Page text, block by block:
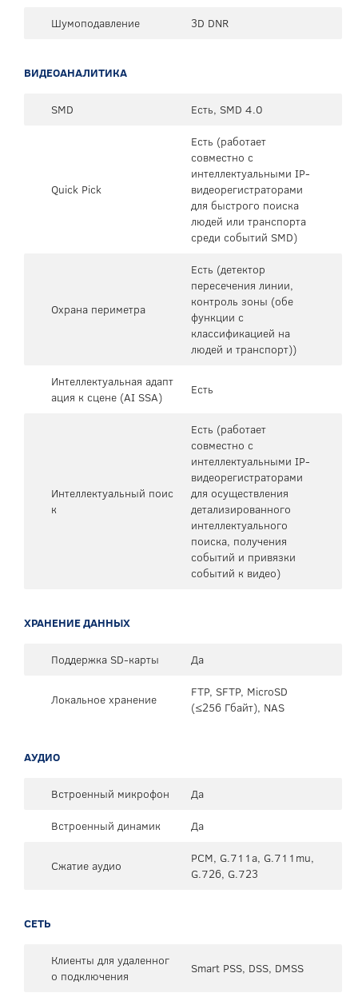
Шумоподавление 3D DNR
ВИДЕОАНАЛИТИКА
SMD Есть, SMD 4.0
Quick Pick
Есть (работает
совместно с
интеллектуальными IP-
видеорегистраторами
для быстрого поиска
людей или транспорта
среди событий SMD)
Охрана периметра
Есть (детектор
пересечения линии,
контроль зоны (обе
функции с
классификацией на
людей и транспорт))
Интеллектуальная адапт
ация к сцене (AI SSA)
Есть
Интеллектуальный поис
к
Есть (работает
совместно с
интеллектуальными IP-
видеорегистраторами
для осуществления
детализированного
интеллектуального
поиска, получения
событий и привязки
событий к видео)
ХРАНЕНИЕ ДАННЫХ
Поддержка SD-карты Да
Локальное хранение
FTP, SFTP, MicroSD
(≤256 Гбайт), NAS
АУДИО
Встроенный микрофон
Да
Встроенный динамик
Да
Сжатие аудио
PCM, G.711a, G.711mu,
G.726, G.723
СЕТЬ
Клиенты для удаленног
о подключения
Smart PSS, DSS, DMSS